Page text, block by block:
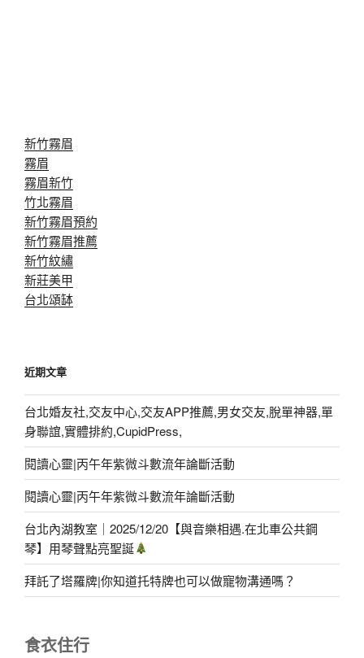
新竹霧眉
霧眉
霧眉新竹
竹北霧眉
新竹霧眉預約
新竹霧眉推薦
新竹紋繡
新莊美甲
台北頌缽
近期文章
台北婚友社,交友中心,交友APP推薦,男女交友,脫單神器,單
身聯誼,實體排約,CupidPress,
閱讀心靈|丙午年紫微斗數流年論斷活動
閱讀心靈|丙午年紫微斗數流年論斷活動
台北內湖教室｜2025/12/20【與音樂相遇.在北車公共鋼
琴】用琴聲點亮聖誕
拜託了塔羅牌|你知道托特牌也可以做寵物溝通嗎？
食衣住行